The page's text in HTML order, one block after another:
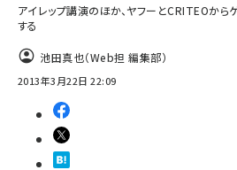
アイレップ講演のほか、ヤフーとCRITEOから
する
池田真也（Web担 編集部）
2013年3月22日 22:09